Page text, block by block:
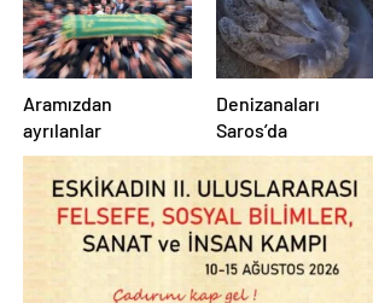
Aramızdan
ayrılanlar
Denizanaları
Saros’da